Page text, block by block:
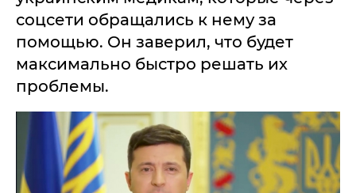
соцсети обращались к нему за
помощью. Он заверил, что будет
максимально быстро решать их
проблемы.